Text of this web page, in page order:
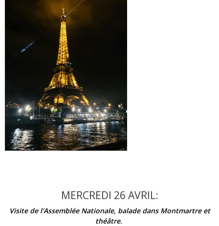
MERCREDI 26 AVRIL:
Visite de l'Assemblée Nationale, balade dans Montmartre et
théâtre.